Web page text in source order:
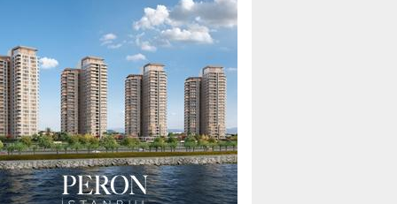
Esat BİNDESEN
Başkan Sekmen’den Erzurum’a
bir vizyon proje daha!
02 Ağustos 2026 Pazar
Kadir SABUNCUOĞLU
Erzurumspor’un köşe taşları